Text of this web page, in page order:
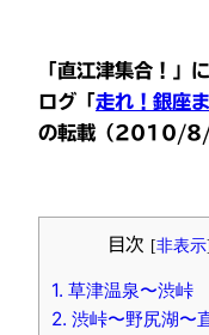
「直江津集合！」
ログ「 走れ！銀座
の転載 （2010/8/
目次 [非表示
1. 草津温泉〜渋峠
2. 渋峠〜野尻湖〜